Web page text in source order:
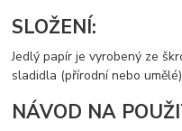
SLOŽENÍ:
Jedlý papír je vyrobený ze
sladidla (přírodní nebo
NÁVOD NA